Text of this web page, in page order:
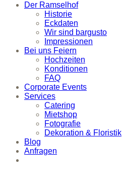
Der Ramselhof
Historie
Eckdaten
Wir sind bargusto
Impressionen
Bei uns Feiern
Hochzeiten
Konditionen
FAQ
Corporate Events
Services
Catering
Mietshop
Fotografie
Dekoration & Floristik
Blog
Anfragen